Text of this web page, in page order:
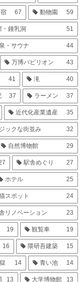
67 動物園 59
・鍾乳洞 51
・サウナ 44
万博パビリオン 43
41 滝 40
37 ラーメン 37
近代化産業遺産 35
ックな街並み 32
自然博物館 29
駅舎めぐり 27
ホテル 25
スポット 24
リノベーション 23
19 観覧車 19
16 隈研吾建築 15
14 青い池 14
13 大学博物館 13